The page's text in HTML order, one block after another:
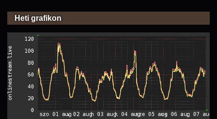
Heti grafikon